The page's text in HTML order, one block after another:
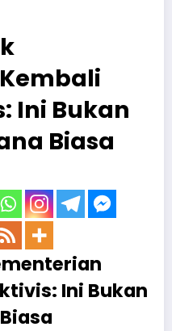
Ini Bukan
Biasa
Ini Bukan